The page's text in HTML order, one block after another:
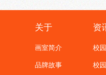
关于
画室简介
品牌故事
资
校
校